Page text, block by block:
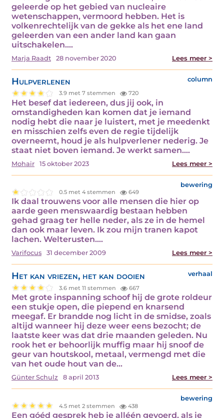
geleerde op het gebied van nucleaire
wetenschappen, vermoord hebben. Het is
volkenrechtelijk van de gekke als het ene land
geleerden van een ander land kan gaan
uitschakelen.…
Marja Raadt 28 november 2020 Lees meer >
Hulpverlenen column
3.9 met 7 stemmen 720
Het besef dat iedereen, dus jij ook, in
omstandigheden kan komen dat je iemand
nodig hebt die naar je luistert, met je meedenkt
en misschien zelfs even de regie tijdelijk
overneemt, houd je als hulpverlener nederig. Je
staat niet boven iemand. Je werkt samen.…
Mohair 15 oktober 2023 Lees meer >
bewering
0.5 met 4 stemmen 649
Ik daal trouwens voor alle mensen die hier op
aarde geen menswaardig bestaan hebben
gehad graag ter helle neder, als ze in de hemel
dan ook maar leven. Ik zou mijn tranen kapot
lachen. Welterusten.…
Varifocus 31 december 2009 Lees meer >
Het kan vriezen, het kan dooien verhaal
3.6 met 11 stemmen 667
Met grote inspanning schoof hij de grote roldeur
een stukje open, die piepend en knarsend
meegaf. Er brandde nog licht in de smidse, zoals
altijd wanneer hij deze weer eens bezocht; de
laatste keer was dat drie maanden geleden. Nu
rook het er behoorlijk muffig maar hij snoof de
geur van houtskool, metaal, vermengd met die
van het oude hout van de…
Günter Schulz 8 april 2013 Lees meer >
bewering
4.5 met 2 stemmen 438
Een góéd gesprek heb je alléén gevoerd, als je